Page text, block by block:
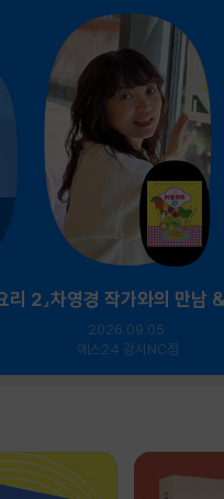
리 2』차영경 작가와의 만남
2026.09.05.
예스24 강서NC점